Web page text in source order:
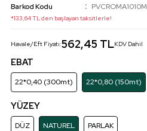
Barkod Kodu
*133,64 TL den başlayan taksitlerle!
Havale/Eft Fiyatı:562,45 TLKDV Dahil
EBAT
22*0,40 (300mt) 22*0,80 (150mt)
YÜZEY
DÜZ NATUREL PARLAK